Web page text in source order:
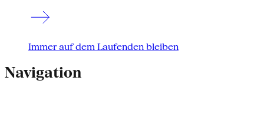
Immer auf dem Laufenden bleiben
Navigation